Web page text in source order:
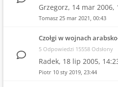
Grzegorz, 14 mar 2006,
Tomasz 25 mar 2021, 00:43
Czołgi w wojnach
5 Odpowiedzi 15558 Odsłony
Radek, 18 lip 2005,
Piotr 10 sty 2019, 23:44